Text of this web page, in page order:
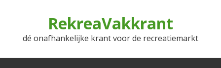
RekreaVakkrant
dé onafhankelijke krant voor de recreatiemarkt